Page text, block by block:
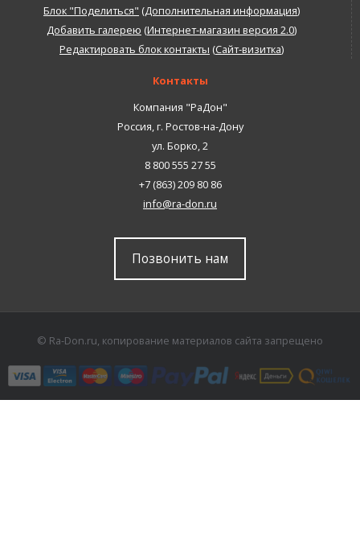
Блок "Поделиться" (Дополнительная информация)
Добавить галерею (Интернет-магазин версия 2.0)
Редактировать блок контакты (Сайт-визитка)
Контакты
Компания "РаДон"
Россия,г. Ростов-на-Дону
ул. Борко, 2
8 800 555 27 55
+7 (863) 209 80 86
info@ra-don.ru
Позвонить нам
© Ra-Don.ru, копирование материалов сайта запрещено